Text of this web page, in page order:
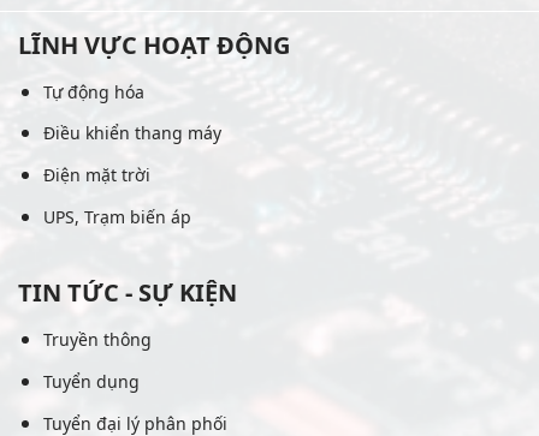
LĨNH VỰC HOẠT ĐỘNG
Tự động hóa
Điều khiển thang máy
Điện mặt trời
UPS, Trạm biến áp
TIN TỨC - SỰ KIỆN
Truyền thông
Tuyển dụng
Tuyển đại lý phân phối